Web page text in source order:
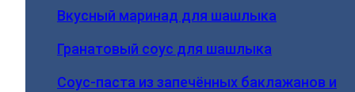
Вкусный маринад для шашлыка
Гранатовый соус для шашлыка
Соус-паста из запечённых баклажанов и